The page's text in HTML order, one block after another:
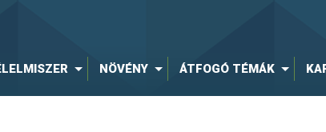
NÖVÉNY ÁTFOGÓ TÉMÁK